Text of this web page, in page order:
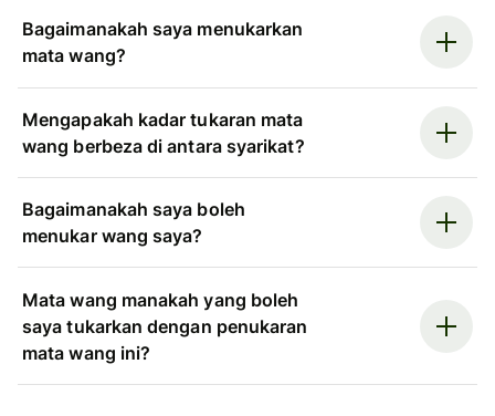
Bagaimanakah saya menukarkan
mata wang?
Mengapakah kadar tukaran mata
wang berbeza di antara syarikat?
Bagaimanakah saya boleh
menukar wang saya?
Mata wang manakah yang boleh
saya tukarkan dengan penukaran
mata wang ini?